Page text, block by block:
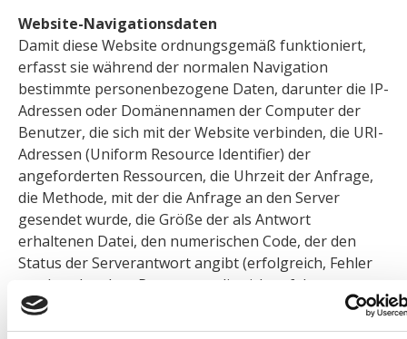
Website-Navigationsdaten
Damit diese Website ordnungsgemäß funktioniert,
erfasst sie während der normalen Navigation
bestimmte personenbezogene Daten, darunter die IP-
Adressen oder Domänennamen der Computer der
Benutzer, die sich mit der Website verbinden, die URI-
Adressen (Uniform Resource Identifier) der
angeforderten Ressourcen, die Uhrzeit der Anfrage,
die Methode, mit der die Anfrage an den Server
gesendet wurde, die Größe der als Antwort
erhaltenen Datei, den numerischen Code, der den
Status der Serverantwort angibt (erfolgreich, Fehler
usw.) und andere Parameter, die sich auf das
Betriebssystem und die Computerumgebung des
Benutzers beziehen. Navigationsdaten werden nicht